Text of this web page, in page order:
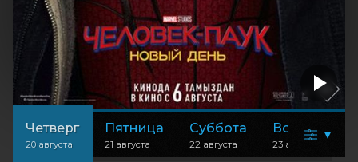
Четверг
20 августа
Пятница
21 августа
Суббота
22 августа 23 августа
▾